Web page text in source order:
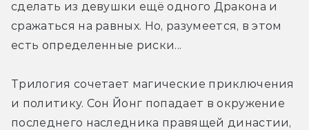
сделать из девушки ещё одного Дракона и
сражаться на равных. Но, разумеется, в этом
есть определенные риски...
Трилогия сочетает магические приключения
и политику. Сон Йонг попадает в окружение
последнего наследника правящей династии,